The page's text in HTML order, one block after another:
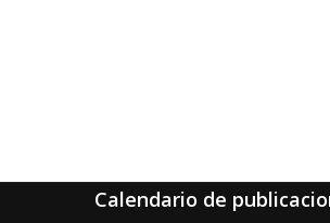
Calendario de